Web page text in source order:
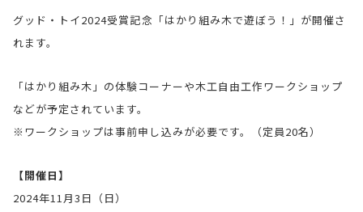
グッド・トイ2024受賞記念「はかり組み木で遊ぼう！」が開催さ
れます。
「はかり組み木」の体験コーナーや木工自由工作ワークショップ
などが予定されています。
※ワークショップは事前申し込みが必要です。（定員20名）
【開催日】
2024年11月3日（日）